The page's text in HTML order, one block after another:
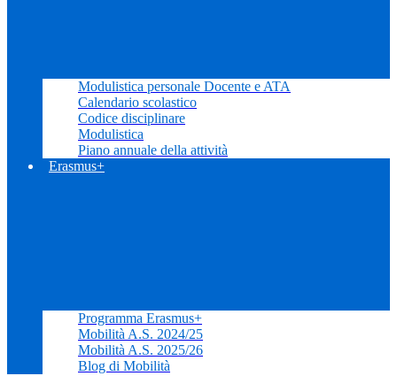
Modulistica personale Docente e ATA
Calendario scolastico
Codice disciplinare
Modulistica
Piano annuale della attività
Erasmus+
Programma Erasmus+
Mobilità A.S. 2024/25
Mobilità A.S. 2025/26
Blog di Mobilità